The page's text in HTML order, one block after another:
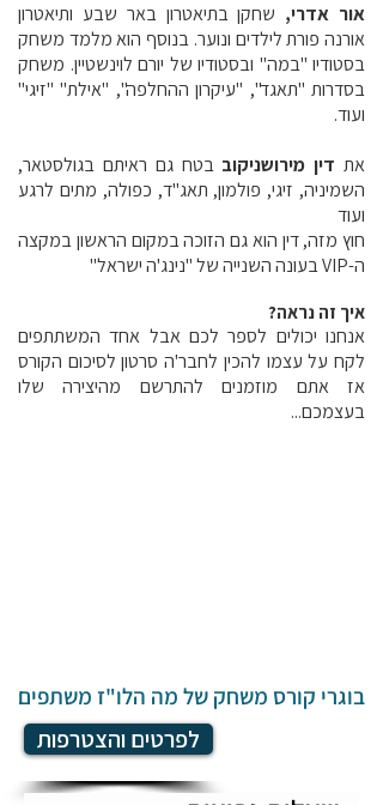
אור אדרי, שחקן בתיאטרון באר שבע ותיאטרון
אורנה פורת לילדים ונוער. בנוסף הוא מלמד משחק
בסטודיו "במה" ובסטודיו של יורם לוינשטיין. משחק
בסדרות "תאגד", "עיקרון ההחלפה", "אילת" "זיגי"
ועוד.
את דין מירושניקוב בטח גם ראיתם בגולסטאר,
השמיניה, זיגי, פולמון, תאג"ד, כפולה, מתים לרגע
ועוד
חוץ מזה, דין הוא גם הזוכה במקום הראשון במקצה
ה-VIP בעונה השנייה של "נינג'ה ישראל"
איך זה נראה?
אנחנו יכולים לספר לכם אבל אחד המשתתפים
לקח על עצמו להכין לחבר'ה סרטון לסיכום הקורס
אז אתם מוזמנים להתרשם מהיצירה שלו
בעצמכם...
בוגרי קורס משחק של מה הלו"ז משתפים
לפרטים והצטרפות